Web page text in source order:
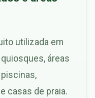
utilizada em
áreas
casas de praia.